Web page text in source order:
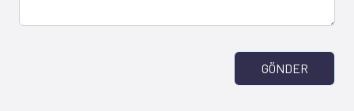
GÖNDER